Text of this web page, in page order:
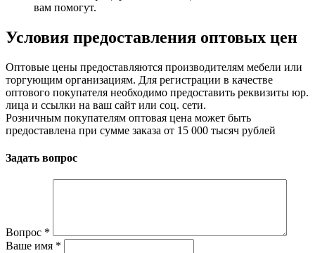
вам помогут.
Условия предоставления оптовых цен
Оптовые цены предоставляются производителям мебели или
торгующим организациям. Для регистрации в качестве
оптового покупателя необходимо предоставить реквизиты юр.
лица и ссылки на ваш сайт или соц. сети.
Розничным покупателям оптовая цена может быть
предоставлена при сумме заказа от 15 000 тысяч рублей
Задать вопрос
Вопрос *
Ваше имя *